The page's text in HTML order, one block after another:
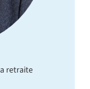
retraite